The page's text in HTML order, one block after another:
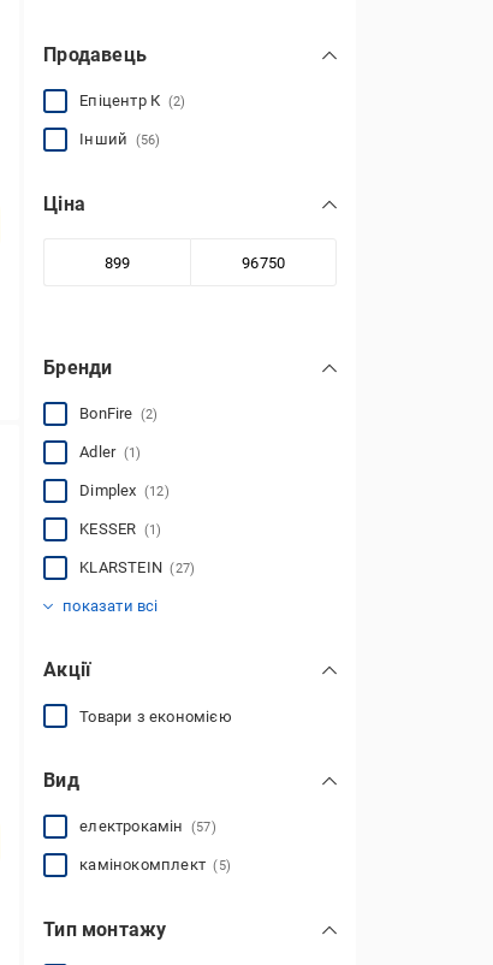
Продавець
Епіцентр К (2)
Інший (56)
Ціна
Бренди
BonFire (2)
Adler (1)
Dimplex (12)
KESSER (1)
KLARSTEIN(27)
показати всі
Акції
Товари з економією
Вид
електрокамін (57)
камінокомплект(5)
Тип монтажу